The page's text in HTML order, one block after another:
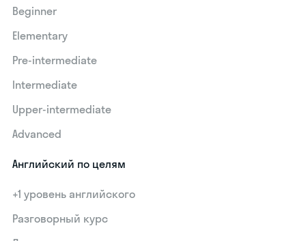
Beginner
Elementary
Pre-intermediate
Intermediate
Upper-intermediate
Advanced
Английский по целям
+1 уровень английского
Разговорный курс